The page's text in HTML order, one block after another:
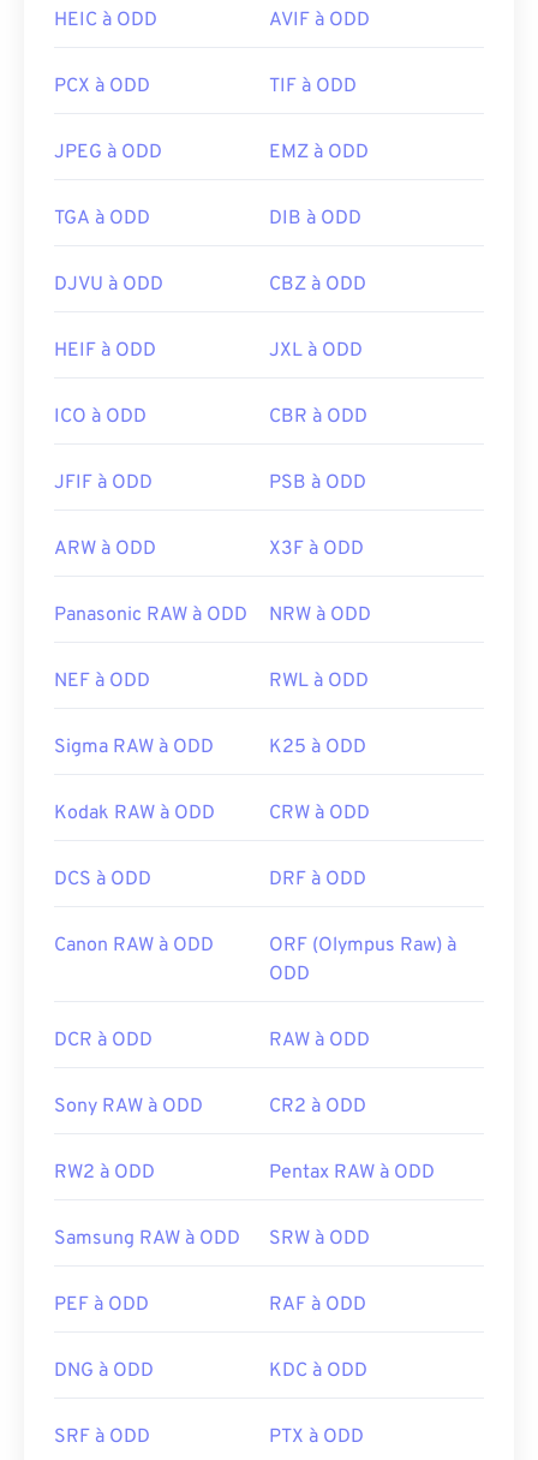
HEIC à ODD AVIF à ODD
PCX à ODD TIF à ODD
JPEG à ODD EMZ à ODD
TGA à ODD DIB à ODD
DJVU à ODD CBZ à ODD
HEIF à ODD JXL à ODD
ICO à ODD CBR à ODD
JFIF à ODD PSB à ODD
ARW à ODD X3F à ODD
Panasonic RAW à ODD NRW à ODD
NEF à ODD RWL à ODD
Sigma RAW à ODD K25 à ODD
Kodak RAW à ODD CRW à ODD
DCS à ODD DRF à ODD
Canon RAW à ODD
ORF (Olympus Raw) à
ODD
DCR à ODD RAW à ODD
Sony RAW à ODD CR2 à ODD
RW2 à ODD Pentax RAW à ODD
Samsung RAW à ODD SRW à ODD
PEF à ODD RAF à ODD
DNG à ODD KDC à ODD
SRF à ODD PTX à ODD